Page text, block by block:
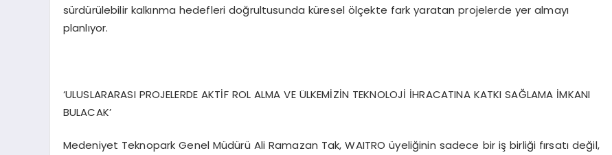
sürdürülebilir kalkınma hedefleri doğrultusunda küresel ölçekte fark yaratan projelerde yer almayı
planlıyor.
‘ULUSLARARASI PROJELERDE AKTİF ROL ALMA VE ÜLKEMİZİN TEKNOLOJİ İHRACATINA KATKI SAĞLAMA İMKANI
BULACAK’
Medeniyet Teknopark Genel Müdürü Ali Ramazan Tak, WAITRO üyeliğinin sadece bir iş birliği fırsatı değil,